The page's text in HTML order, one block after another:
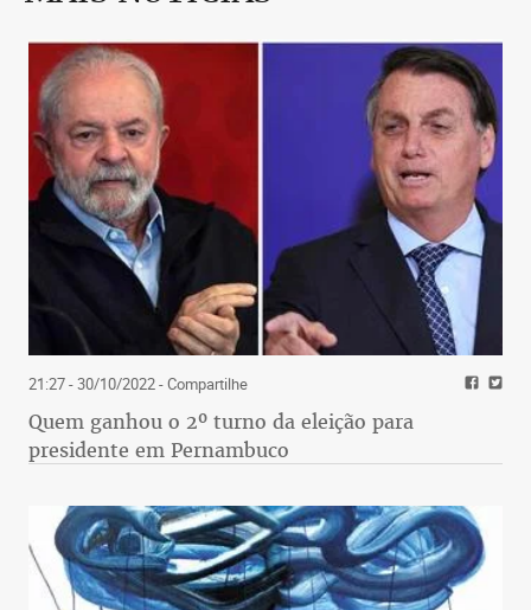
21:27 - 30/10/2022- Compartilhe
Quem ganhou o 2º turno da eleição para
presidente em Pernambuco